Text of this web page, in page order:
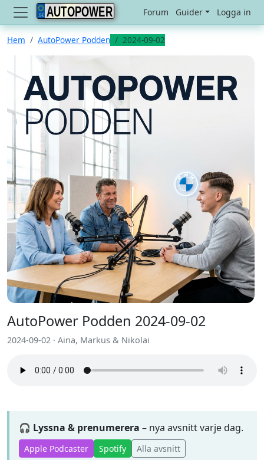
AUTOPOWER Forum Guider Logga in
Hem AutoPower Podden 2024-09-02
AutoPower Podden 2024-09-02
2024-09-02 · Aina, Markus & Nikolai
🎧 Lyssna & prenumerera – nya avsnitt varje dag.
Apple Podcaster Spotify Alla avsnitt